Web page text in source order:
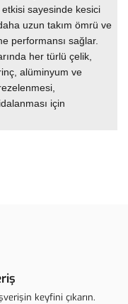
sayesinde kesici
uzun takım ömrü ve
performansı sağlar.
her türlü çelik,
alüminyum ve
için
keyfini çıkarın.